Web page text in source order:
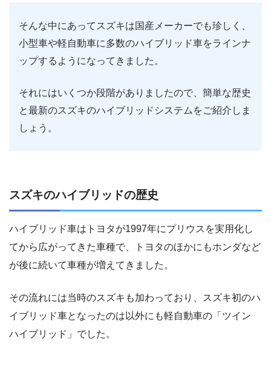
そんな中にあってスズキは国産メーカーでも珍しく、
小型車や軽自動車に多数のハイブリッド車をラインナ
ップするようになってきました。
それにはいくつか段階がありましたので、簡単な歴史
と最新のスズキのハイブリッドシステムをご紹介しま
しょう。
スズキのハイブリッドの歴史
ハイブリッド車はトヨタが1997年にプリウスを実用化し
てから広がってきた車種で、トヨタのほかにもホンダなど
が後に続いて車種が増えてきました。
その流れには当時のスズキも加わっており、スズキ初のハ
イブリッド車となったのは以外にも軽自動車の「ツイン
ハイブリッド」でした。